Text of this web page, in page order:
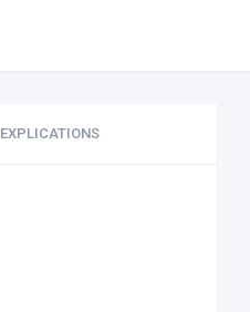
EXPLICATIONS